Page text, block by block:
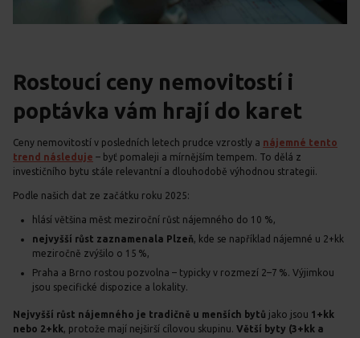
Rostoucí ceny nemovitostí i
poptávka vám hrají do karet
Ceny nemovitostí v posledních letech prudce vzrostly a nájemné tento
trend následuje – byť pomaleji a mírnějším tempem. To dělá z
investičního bytu stále relevantní a dlouhodobě výhodnou strategii.
Podle našich dat ze začátku roku 2025:
hlásí většina měst meziroční růst nájemného do 10 %,
nejvyšší růst zaznamenala Plzeň, kde se například nájemné u 2+kk
meziročně zvýšilo o 15 %,
Praha a Brno rostou pozvolna – typicky v rozmezí 2–7 %. Výjimkou
jsou specifické dispozice a lokality.
Nejvyšší růst nájemného je tradičně u menších bytů jako jsou 1+kk
nebo 2+kk, protože mají nejširší cílovou skupinu. Větší byty (3+kk a